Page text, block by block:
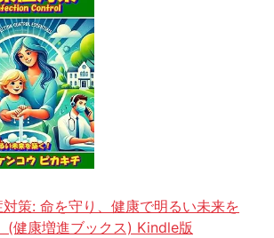
策: 命を守り、健康で明るい未来を
(健康増進ブックス) Kindle版